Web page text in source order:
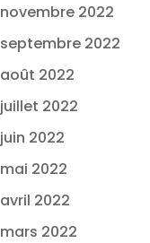
novembre 2022
septembre 2022
août 2022
juillet 2022
juin 2022
mai 2022
avril 2022
mars 2022